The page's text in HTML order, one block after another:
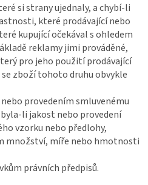
si strany ujednaly, a chybí-li
které prodávající nebo
kupující očekával s ohledem
reklamy jimi prováděné,
pro jeho použití prodávající
zboží tohoto druhu obvykle
provedením smluvenému
li jakost nebo provedení
vzorku nebo předlohy,
množství, míře nebo hmotnosti
právních předpisů.